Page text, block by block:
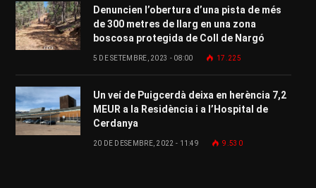
Denuncien l’obertura d’una pista de més
de 300 metres de llarg en una zona
boscosa protegida de Coll de Nargó
5 DE SETEMBRE, 2023 - 08:00 17.225
Un veí de Puigcerdà deixa en herència 7,2
MEUR a la Residència i a l’Hospital de
Cerdanya
20 DE DESEMBRE, 2022 - 11:49 9.530